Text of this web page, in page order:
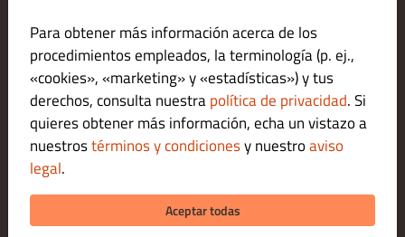
Contáctanos
Política de privacidad
Términos y condiciones
Legal notice
MÉTODOS DE PAGO PARA ENTREGAS
MÉTODOS DE PAGO PARA RECOGIDAS
Para obtener más información acerca de los
procedimientos empleados, la terminología (p. ej.,
«cookies», «marketing» y «estadísticas») y tus
derechos, consulta nuestrapolítica de privacidad. Si
quieres obtener más información, echa un vistazo a
nuestrostérminos y condicionesy nuestroaviso
legal.
Aceptar todas